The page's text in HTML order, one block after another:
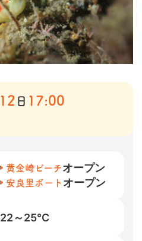
12 日 17:00
黄金崎ビーチオープン
安良里ボート オープン
22～25℃